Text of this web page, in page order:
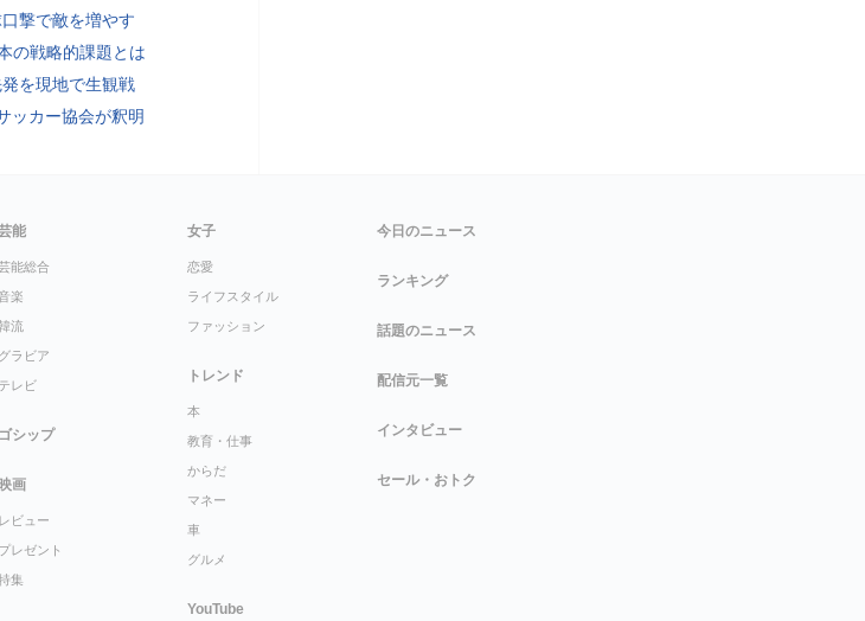
撃で敵を増やす
の戦略的課題とは
を現地で生観戦
ッカー協会が釈明
能
能総合
楽
流
グラビア
テレビ
ゴシップ
画
レビュー
プレゼント
集
女子
恋愛
ライフスタイル
ファッション
トレンド
本
教育・仕事
からだ
マネー
車
グルメ
YouTube
今日のニュース
ランキング
話題のニュース
配信元一覧
インタビュー
セール・おトク